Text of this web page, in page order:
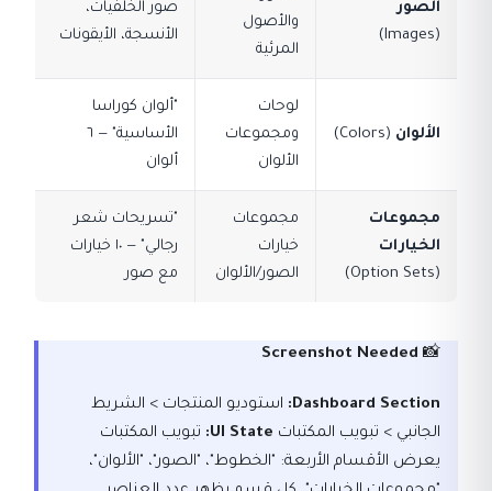
الصور
(Images)
والأصول
المرئية
صور الخلفيات،
الأنسجة، الأيقونات
الألوان (Colors)
لوحات
ومجموعات
الألوان
"ألوان كوراسا
الأساسية" — ٦
ألوان
مجموعات
الخيارات
(Option Sets)
مجموعات
خيارات
الصور/الألوان
"تسريحات شعر
رجالي" — ١٠ خيارات
مع صور
📸
Screenshot Needed
Dashboard Section:
استوديو المنتجات > الشريط
الجانبي > تبويب المكتبات UI State:
تبويب المكتبات
يعرض الأقسام الأربعة: "الخطوط"، "الصور"، "الألوان"،